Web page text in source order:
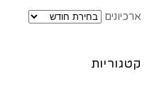
ארכיונים
קטגוריות